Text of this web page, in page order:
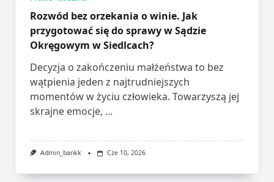
Rozwód bez orzekania o winie. Jak
przygotować się do sprawy w Sądzie
Okręgowym w Siedlcach?
Decyzja o zakończeniu małżeństwa to bez
wątpienia jeden z najtrudniejszych
momentów w życiu człowieka. Towarzyszą jej
skrajne emocje, ...
Admin_bankk Cze 10, 2026